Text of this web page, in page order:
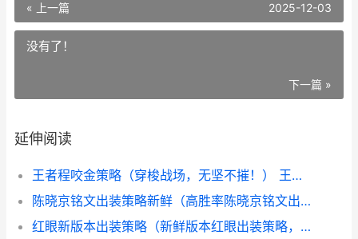
« 上一篇 2025-12-03
没有了！
下一篇 »
延伸阅读
王者程咬金策略（穿梭战场，无坚不摧！） 王者荣耀程咬金打法教学
陈晓京铭文出装策略新鲜（高胜率陈晓京铭文出装策略同享，助你登顶排位赛！） 陈晓京铭文出装顺序
红眼新版本出装策略（新鲜版本红眼出装策略，助你成为游戏主宰） 红眼新版本出装攻略